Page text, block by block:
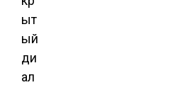
ыт
ый
ди
ал